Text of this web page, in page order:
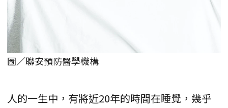
圖／聯安預防醫學機構
人的一生中，有將近20年的時間在睡覺，幾乎